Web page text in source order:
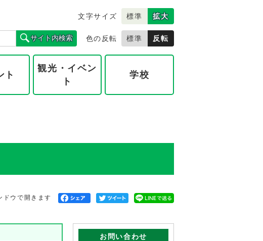
文字サイズ 標準 拡大
サイト内検索 色の反転 標準 反転
ト
観光・イベン
ト
学校
ドウで開きます
お問い合わせ